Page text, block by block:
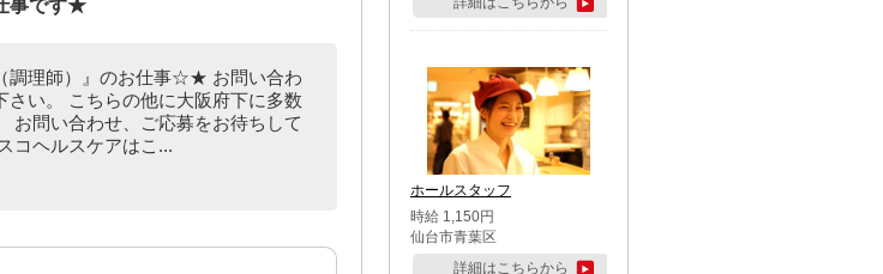
事です★
調理師）』のお仕事☆★ お問い合わ
さい。 こちらの他に大阪府下に多数
お問い合わせ、ご応募をお待ちして
コヘルスケアはこ...
ホールスタッフ
時給 1,150円
仙台市青葉区
詳細はこちらから